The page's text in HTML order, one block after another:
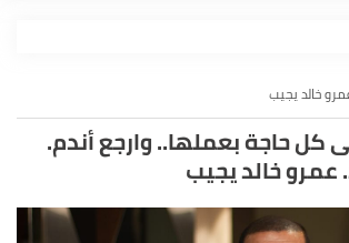
خالد يجيب
حاجة بعملها.. وارجع أندم.
عمرو خالد يجيب